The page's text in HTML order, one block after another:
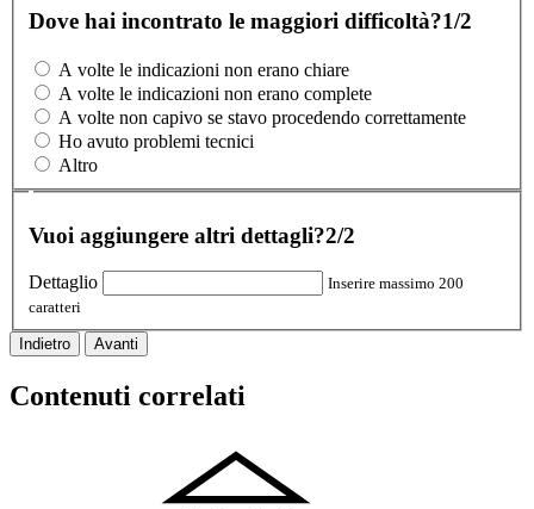
Dove hai incontrato le maggiori difficoltà?1/2
A volte le indicazioni non erano chiare
A volte le indicazioni non erano complete
A volte non capivo se stavo procedendo correttamente
Ho avuto problemi tecnici
Altro
Vuoi aggiungere altri dettagli?2/2
Dettaglio
Inserire massimo 200
caratteri
Indietro Avanti
Contenuti correlati